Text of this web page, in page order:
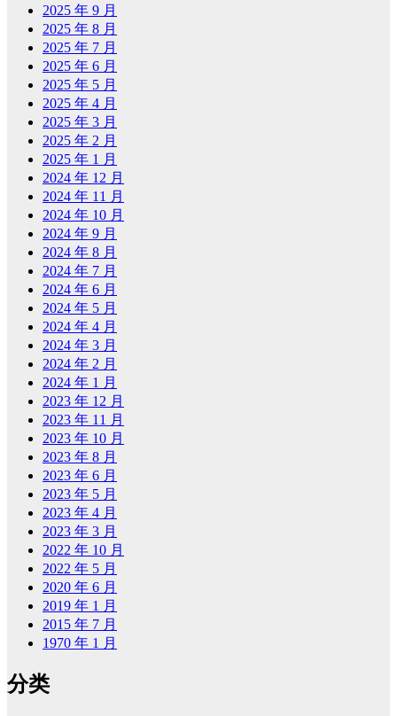
2025 年 9 月
2025 年 8 月
2025 年 7 月
2025 年 6 月
2025 年 5 月
2025 年 4 月
2025 年 3 月
2025 年 2 月
2025 年 1 月
2024 年 12 月
2024 年 11 月
2024 年 10 月
2024 年 9 月
2024 年 8 月
2024 年 7 月
2024 年 6 月
2024 年 5 月
2024 年 4 月
2024 年 3 月
2024 年 2 月
2024 年 1 月
2023 年 12 月
2023 年 11 月
2023 年 10 月
2023 年 8 月
2023 年 6 月
2023 年 5 月
2023 年 4 月
2023 年 3 月
2022 年 10 月
2022 年 5 月
2020 年 6 月
2019 年 1 月
2015 年 7 月
1970 年 1 月
分类